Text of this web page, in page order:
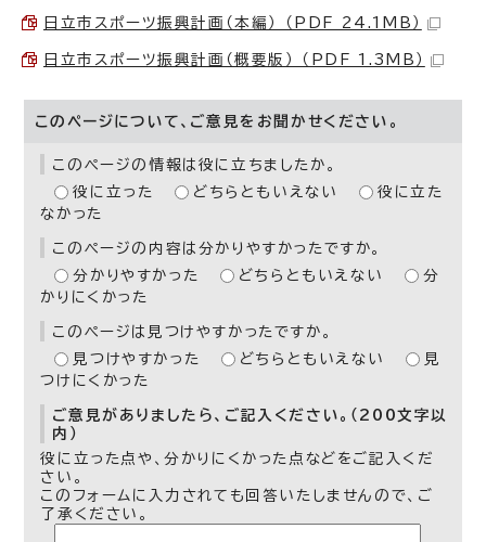
日立市スポーツ振興計画（本編） （PDF 24.1MB）
日立市スポーツ振興計画（概要版） （PDF 1.3MB）
このページについて、ご意見をお聞かせください。
このページの情報は役に立ちましたか。
役に立った
どちらともいえない
役に立た
なかった
このページの内容は分かりやすかったですか。
分かりやすかった
どちらともいえない
分
かりにくかった
このページは見つけやすかったですか。
見つけやすかった
どちらともいえない
見
つけにくかった
ご意見がありましたら、ご記入ください。（200文字以
内）
役に立った点や、分かりにくかった点などをご記入くだ
さい。
このフォームに入力されても回答いたしませんので、ご
了承ください。